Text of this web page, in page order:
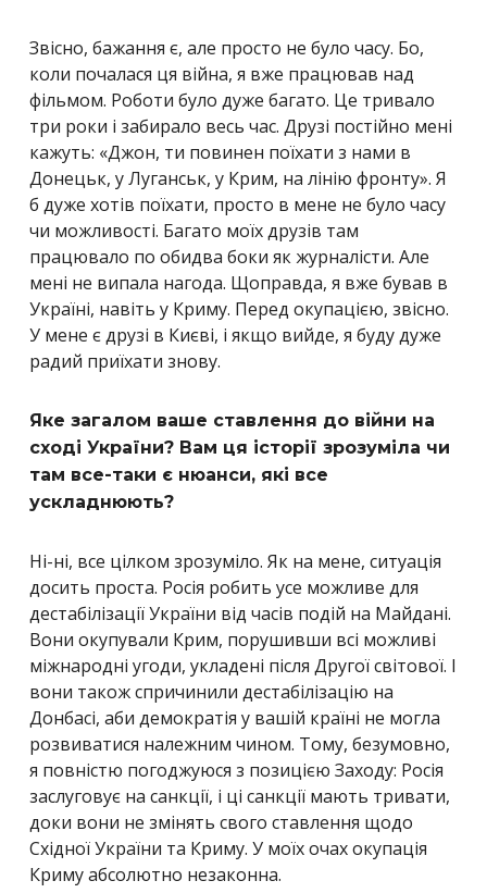
Звісно, бажання є, але просто не було часу. Бо,
коли почалася ця війна, я вже працював над
фільмом. Роботи було дуже багато. Це тривало
три роки і забирало весь час. Друзі постійно мені
кажуть: «Джон, ти повинен поїхати з нами в
Донецьк, у Луганськ, у Крим, на лінію фронту». Я
б дуже хотів поїхати, просто в мене не було часу
чи можливості. Багато моїх друзів там
працювало по обидва боки як журналісти. Але
мені не випала нагода. Щоправда, я вже бував в
Україні, навіть у Криму. Перед окупацією, звісно.
У мене є друзі в Києві, і якщо вийде, я буду дуже
радий приїхати знову.
Яке загалом ваше ставлення до війни на
сході України? Вам ця історії зрозуміла чи
там все-таки є нюанси, які все
ускладнюють?
Ні-ні, все цілком зрозуміло. Як на мене, ситуація
досить проста. Росія робить усе можливе для
дестабілізації України від часів подій на Майдані.
Вони окупували Крим, порушивши всі можливі
міжнародні угоди, укладені після Другої світової. І
вони також спричинили дестабілізацію на
Донбасі, аби демократія у вашій країні не могла
розвиватися належним чином. Тому, безумовно,
я повністю погоджуюся з позицією Заходу: Росія
заслуговує на санкції, і ці санкції мають тривати,
доки вони не змінять свого ставлення щодо
Східної України та Криму. У моїх очах окупація
Криму абсолютно незаконна.